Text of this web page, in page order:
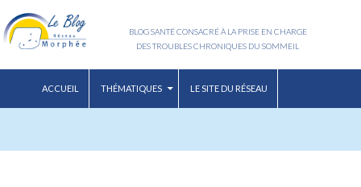
BLOG SANTÉ CONSACRÉ À LA PRISE EN CHARGE
DES TROUBLES CHRONIQUES DU SOMMEIL
ACCUEIL THÉMATIQUES LE SITE DU RÉSEAU